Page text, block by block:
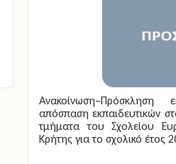
Ανακοίνωση–Πρόσκληση
απόσπαση εκπαιδευτικών
τμήματα του Σχολείου
Κρήτης για το σχολικό έτος